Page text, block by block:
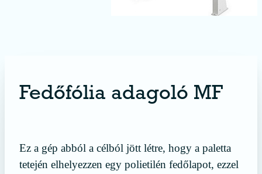
Fedőfólia adagoló MF
Ez a gép abból a célból jött létre, hogy a paletta
tetején elhelyezzen egy polietilén fedőlapot, ezzel